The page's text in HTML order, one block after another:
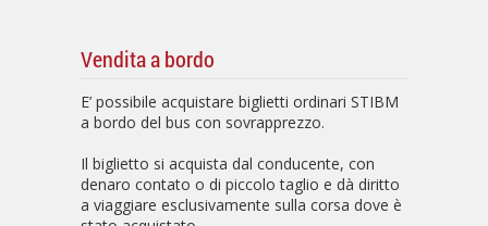
Vendita a bordo
E’ possibile acquistare biglietti ordinari STIBM
a bordo del bus con sovrapprezzo.
Il biglietto si acquista dal conducente, con
denaro contato o di piccolo taglio e dà diritto
a viaggiare esclusivamente sulla corsa dove è